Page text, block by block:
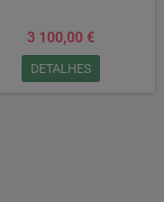
3 100,00 €
DETALHES